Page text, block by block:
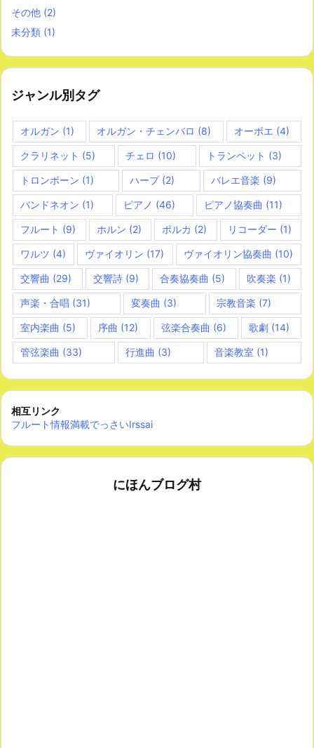
その他 (2)
未分類 (1)
ジャンル別タグ
オルガン (1) オルガン・チェンバロ (8) オーボエ (4)
クラリネット (5) チェロ (10) トランペット (3)
トロンボーン (1) ハープ(2) バレエ音楽 (9)
バンドネオン (1) ピアノ (46) ピアノ協奏曲 (11)
フルート (9) ホルン (2) ポルカ (2) リコーダー (1)
ワルツ (4) ヴァイオリン (17) ヴァイオリン協奏曲 (10)
交響曲 (29) 交響詩(9) 合奏協奏曲 (5) 吹奏楽 (1)
声楽・合唱 (31) 変奏曲 (3) 宗教音楽 (7)
室内楽曲 (5) 序曲 (12) 弦楽合奏曲 (6) 歌劇(14)
管弦楽曲 (33) 行進曲 (3) 音楽教室 (1)
相互リンク
フルート情報満載でっさいIrssai
にほんブログ村